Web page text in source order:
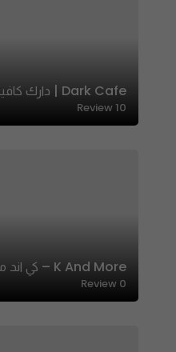
Dark Cafe | دارك كافيه
10
Review
K And More – كي اند مور
0
Review